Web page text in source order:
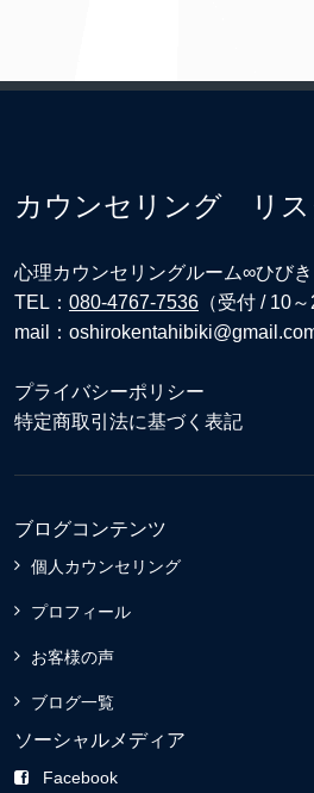
カウンセリング リス
心理カウンセリングルーム∞ひびき
TEL： 080-4767-7536 （受付 / 10～
mail：
プライバシーポリシー
特定商取引法に基づく表記
ブログコンテンツ
個人カウンセリング
プロフィール
お客様の声
ブログ一覧
ソーシャルメディア
Facebook